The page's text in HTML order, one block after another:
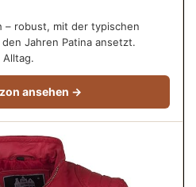
– robust, mit der typischen
Jahren Patina ansetzt.
ansehen →